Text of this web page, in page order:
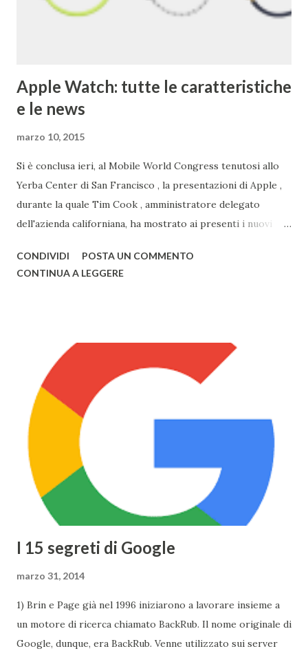
weekend non erano in ufficio. 4) Il primo chef assunto ...
Apple Watch: tutte le caratteristiche
e le news
marzo 10, 2015
Si è conclusa ieri, al Mobile World Congress tenutosi allo
Yerba Center di San Francisco , la presentazioni di Apple ,
durante la quale Tim Cook , amministratore delegato
dell'azienda californiana, ha mostrato ai presenti i nuovi
Watch , smartwatch disponibile in 3 versioni (Watch, Sport,
disponibili alla vendita. Il nuovo Air è veramente
sorprendente, sia in fatto di design che di prestazioni: lo
spessore, già minimo, è stato ulteriormente ridotto fino a
13,1mm, il TouchPad funziona adesso grazie alla tecnologia
Taptic Engine , che permette di rilevare la pesantezza del
tocco, il Display si baserà sulla tecnologia Retina ed avrà
una risoluzione di 2304x1440 . Tuttavia Apple per
ottimizzare ...
CONDIVIDI
POSTA UN COMMENTO
CONTINUA A LEGGERE
I 15 segreti di Google
marzo 31, 2014
1) Brin e Page già nel 1996 iniziarono a lavorare insieme a
un motore di ricerca chiamato BackRub. Il nome originale di
Google, dunque, era BackRub. Venne utilizzato sui server